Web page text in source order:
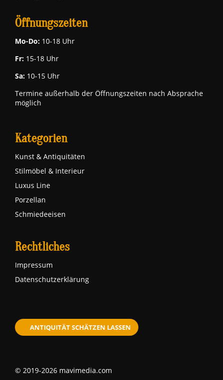
Öffnungszeiten
Mo-Do: 10-18 Uhr
Fr: 15-18 Uhr
Sa: 10-15 Uhr
Termine außerhalb der Öffnungszeiten nach Absprache
möglich
Kategorien
Kunst & Antiquitäten
Stilmöbel & Interieur
Luxus Line
Porzellan
Schmiedeeisen
Rechtliches
Impressum
Datenschutzerklärung
ANTIQUITÄT SCHÄTZEN LASSEN
© 2019-2026 mavimedia.com